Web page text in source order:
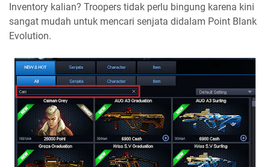
Inventory kalian? Troopers tidak perlu bingung karena kini
sangat mudah untuk mencari senjata didalam Point Blank
Evolution.